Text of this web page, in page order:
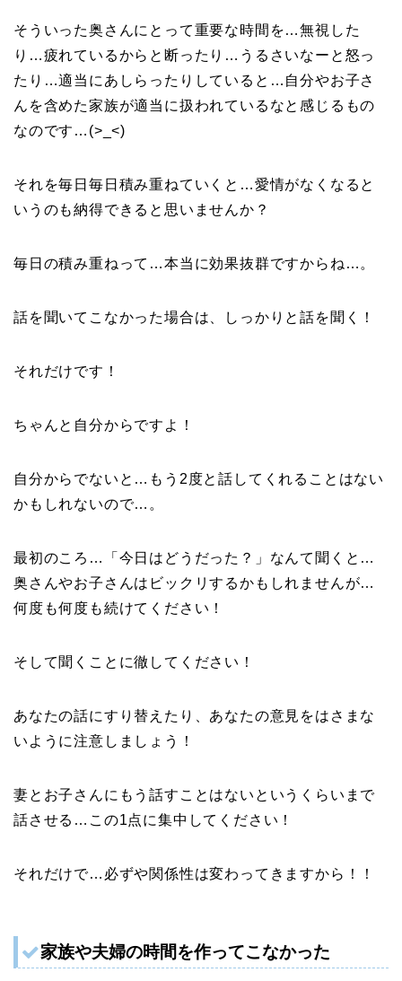
そういった奥さんにとって重要な時間を…無視した
り…疲れているからと断ったり…うるさいなーと怒っ
たり…適当にあしらったりしていると…自分やお子さ
んを含めた家族が適当に扱われているなと感じるもの
なのです…(>_<)
それを毎日毎日積み重ねていくと…愛情がなくなると
いうのも納得できると思いませんか？
毎日の積み重ねって…本当に効果抜群ですからね…。
話を聞いてこなかった場合は、しっかりと話を聞く！
それだけです！
ちゃんと自分からですよ！
自分からでないと…もう2度と話してくれることはない
かもしれないので…。
最初のころ…「今日はどうだった？」なんて聞くと…
奥さんやお子さんはビックリするかもしれませんが…
何度も何度も続けてください！
そして聞くことに徹してください！
あなたの話にすり替えたり、あなたの意見をはさまな
いように注意しましょう！
妻とお子さんにもう話すことはないというくらいまで
話させる…この1点に集中してください！
それだけで…必ずや関係性は変わってきますから！！
家族や夫婦の時間を作ってこなかった